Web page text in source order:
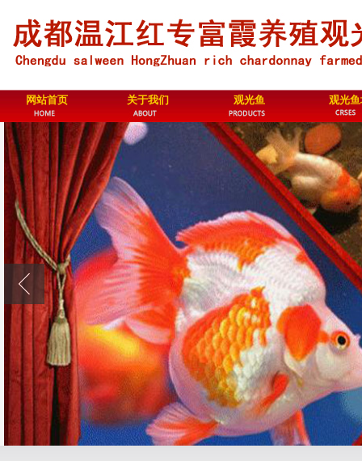
网站首页 关于我们 观光鱼 观光